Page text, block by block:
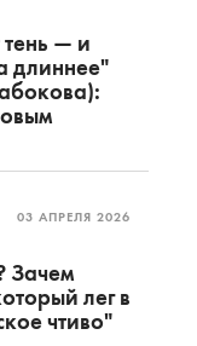
— и
длиннее"
03 АПРЕЛЯ 2026
Зачем
лег в
чтиво"